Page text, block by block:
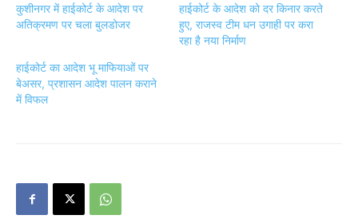
कुशीनगर में हाईकोर्ट के आदेश पर
अतिक्रमण पर चला बुलडोजर
हाईकोर्ट के आदेश को दर किनार करते
हुए, राजस्व टीम धन उगाही पर करा
रहा है नया निर्माण
हाईकोर्ट का आदेश भू माफियाओं पर
बेअसर, प्रशासन आदेश पालन कराने
में विफल